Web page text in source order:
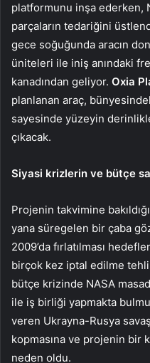
platformunu inşa ederken,
parçaların tedariğini
gece soğuğunda aracın
üniteleri ile iniş anındaki
kanadından geliyor. Oxia
planlanan araç,
sayesinde yüzeyin
çıkacak.
Siyasi krizlerin ve bütçe
Projenin takvimine
yana süregelen bir çaba
2009’da fırlatılması
birçok kez iptal edilme
bütçe krizinde NASA
ile iş birliği yapmakta
veren Ukrayna-Rusya
kopmasına ve projenin bir
neden oldu.